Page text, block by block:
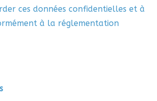
ces données confidentielles et à
à la réglementation